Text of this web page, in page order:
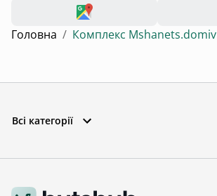
Головна / Комплекс Mshanets.domiv
Всі категорії